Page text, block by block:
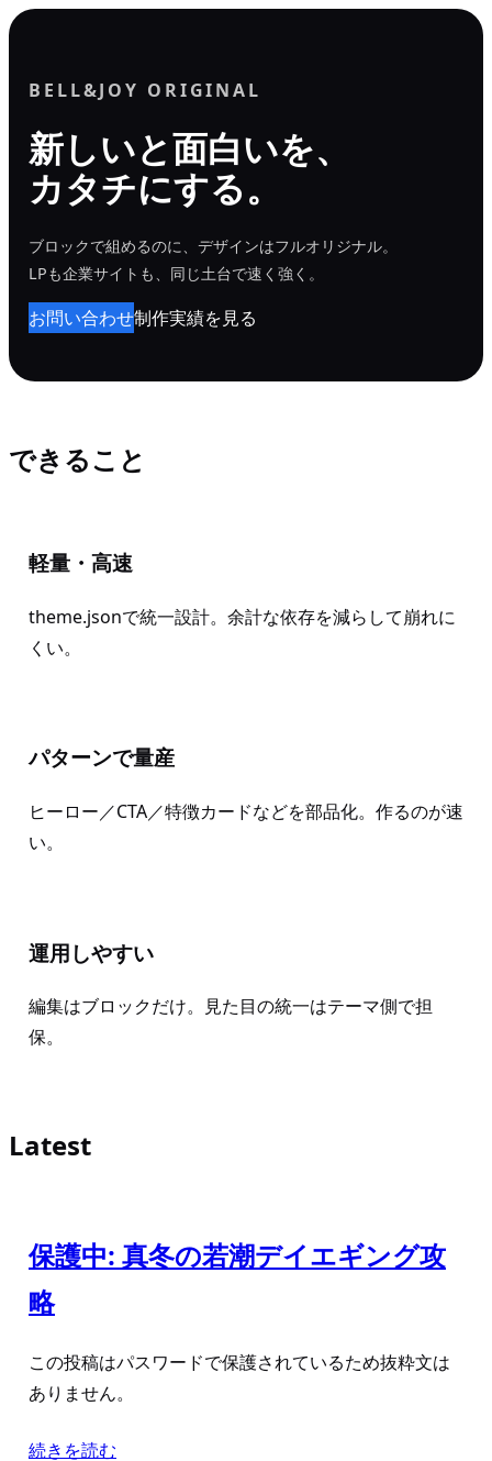
内
BELL&JOY ORIGINAL
新しいと面白いを、
カタチにする。
ブロックで組めるのに、デザインはフルオリジナル。
LPも企業サイトも、同じ土台で速く強く。
お問い合わせ制作実績を見る
できること
軽量・高速
theme.jsonで統一設計。余計な依存を減らして崩れに
くい。
パターンで量産
ヒーロー／CTA／特徴カードなどを部品化。作るのが速
い。
運用しやすい
編集はブロックだけ。見た目の統一はテーマ側で担
保。
Latest
保護中: 真冬の若潮デイエギング攻
略
この投稿はパスワードで保護されているため抜粋文は
ありません。
続きを読む